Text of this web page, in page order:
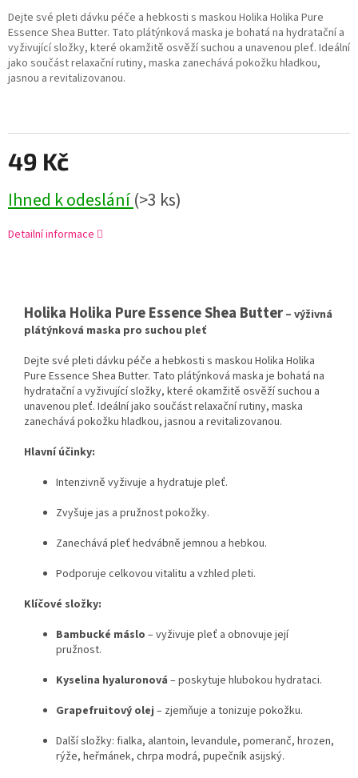
49 Kč
Ihned k odeslání(>3 ks)
Dejte své pleti dávku péče a hebkosti s maskou Holika Holika Pure
Essence Shea Butter. Tato plátýnková maska je bohatá na hydratační a
vyživující složky, které okamžitě osvěží suchou a unavenou pleť. Ideální
jako součást relaxační rutiny, maska zanechává pokožku hladkou,
jasnou a revitalizovanou.
Detailní informace
Holika Holika Pure Essence Shea Butter– výživná
plátýnková maska pro suchou pleť
Dejte své pleti dávku péče a hebkosti s maskou Holika Holika
Pure Essence Shea Butter. Tato plátýnková maska je bohatá na
hydratační a vyživující složky, které okamžitě osvěží suchou a
unavenou pleť. Ideální jako součást relaxační rutiny, maska
zanechává pokožku hladkou, jasnou a revitalizovanou.
Hlavní účinky:
Intenzivně vyživuje a hydratuje pleť.
Zvyšuje jas a pružnost pokožky.
Zanechává pleť hedvábně jemnou a hebkou.
Podporuje celkovou vitalitu a vzhled pleti.
Klíčové složky:
Bambucké máslo – vyživuje pleť a obnovuje její
pružnost.
Kyselina hyaluronová – poskytuje hlubokou hydrataci.
Grapefruitový olej – zjemňuje a tonizuje pokožku.
Další složky: fialka, alantoin, levandule, pomeranč, hrozen,
rýže, heřmánek, chrpa modrá, pupečník asijský.